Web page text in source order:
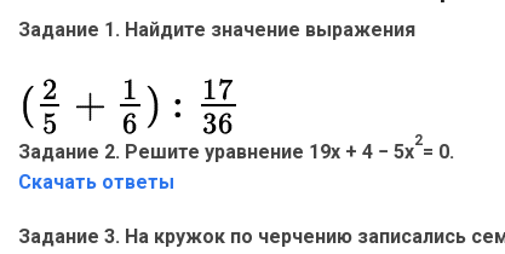
Задание 1. Найдите значение выражения
Задание 2. Решите уравнение 19x + 4 − 5x
2
= 0.
Скачать ответы
Задание 3. На кружок по черчению записались